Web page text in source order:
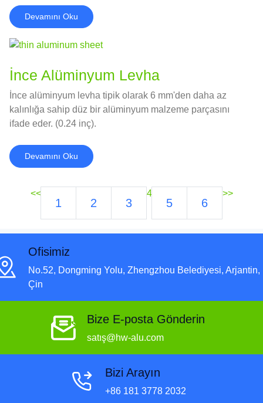
Devamını Oku
İnce Alüminyum Levha
İnce alüminyum levha tipik olarak 6 mm'den daha az
kalınlığa sahip düz bir alüminyum malzeme parçasını
ifade eder. (0.24 inç).
Devamını Oku
<<
1 2 3
4
5 6
>>
Ofisimiz
No.52, Dongming Yolu, Zhengzhou Belediyesi, Arjantin,
Çin
Bize E-posta Gönderin
satış@hw-alu.com
Bizi Arayın
+86 181 3778 2032